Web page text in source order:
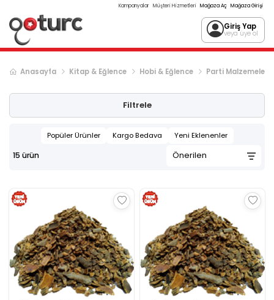
Kampanyalar Müşteri Hizmetleri Mağaza Aç Mağaza Girişi
Giriş Yap
veya üye ol
Anasayfa Kitap & Eğlence Hobi & Eğlence Parti Malzemeleri
Filtrele
Popüler Ürünler Kargo Bedava Yeni Eklenenler
15 ürün